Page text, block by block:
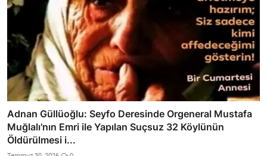
Adnan Güllüoğlu: Seyfo Deresinde Orgeneral Mustafa
Muğlalı'nın Emri ile Yapılan Suçsuz 32 Köylünün
Öldürülmesi i...